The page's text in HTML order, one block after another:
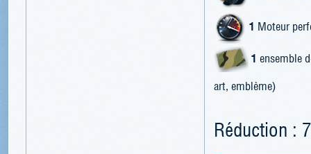
1 Moteur
1 ensemble
art, emblème)
Réduction :